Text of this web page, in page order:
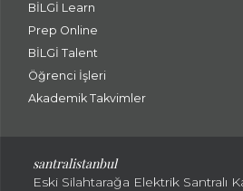
BİLGİ Learn
Prep Online
BİLGİ Talent
Öğrenci İşleri
Akademik Takvimler
santralistanbul
Eski Silahtarağa Elektrik Santralı